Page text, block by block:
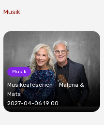
Musik
Musik
Musikcaféserien – Malena &
Mats
2027-04-06 19:00